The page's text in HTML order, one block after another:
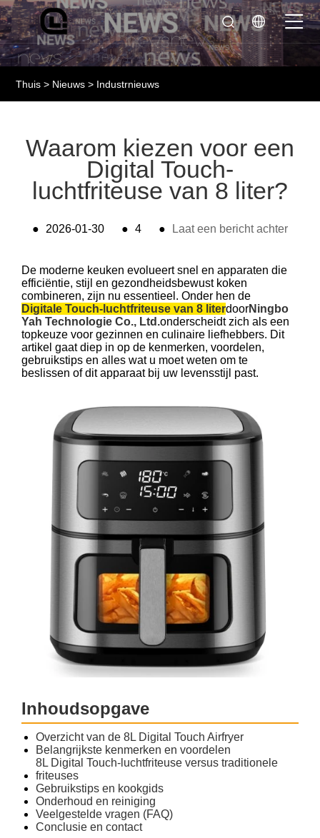
Thuis > Nieuws > Industrnieuws
Waarom kiezen voor een
Digital Touch-
luchtfriteuse van 8 liter?
● 2026-01-30 ● 4 ● Laat een bericht achter
De moderne keuken evolueert snel en apparaten die
efficiëntie, stijl en gezondheidsbewust koken
combineren, zijn nu essentieel. Onder hen de
Digitale Touch-luchtfriteuse van 8 literdoorNingbo
Yah Technologie Co., Ltd.onderscheidt zich als een
topkeuze voor gezinnen en culinaire liefhebbers. Dit
artikel gaat diep in op de kenmerken, voordelen,
gebruikstips en alles wat u moet weten om te
beslissen of dit apparaat bij uw levensstijl past.
Inhoudsopgave
Overzicht van de 8L Digital Touch Airfryer
Belangrijkste kenmerken en voordelen
8L Digital Touch-luchtfriteuse versus traditionele
friteuses
Gebruikstips en kookgids
Onderhoud en reiniging
Veelgestelde vragen (FAQ)
Conclusie en contact